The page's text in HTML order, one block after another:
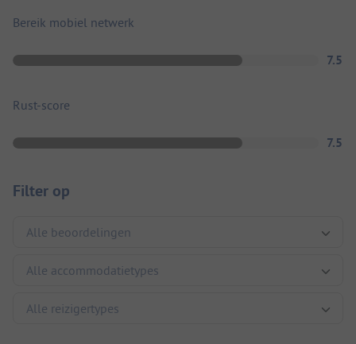
Bereik mobiel netwerk
7.5
Rust-score
7.5
Filter op